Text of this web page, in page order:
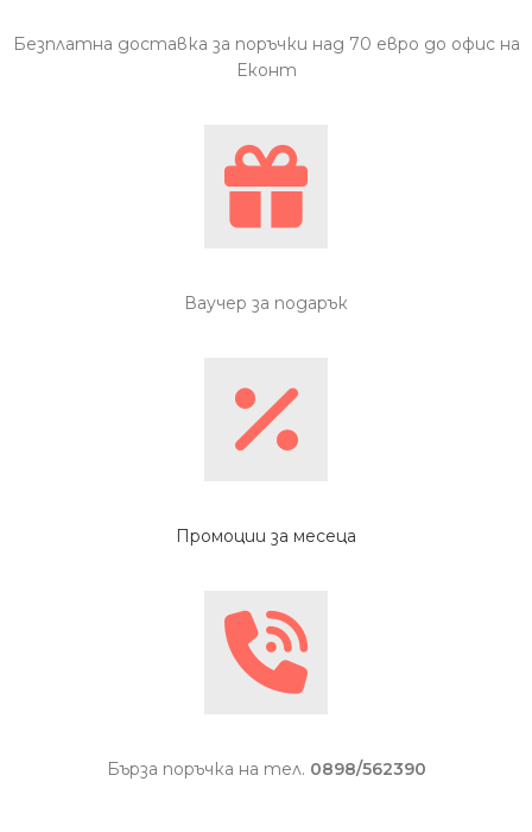
Безплатна доставка за поръчки над 70 евро до офис на
Еконт
Ваучер за подарък
Промоции за месеца
Бърза поръчка на тел. 0898/562390